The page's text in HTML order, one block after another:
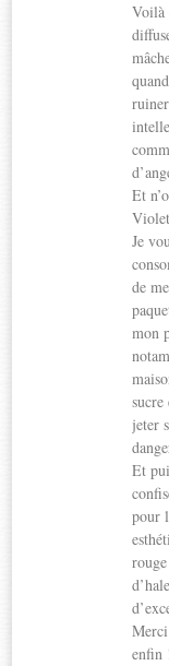
Voilà
Et
Je
de
mon
sucre
jeter
Et
pour
enfin